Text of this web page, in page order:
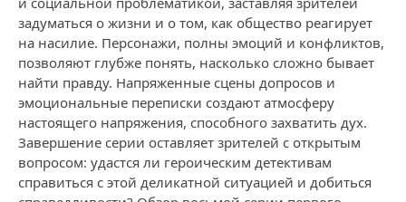
задуматься о жизни и о том, как общество реагирует
на насилие. Персонажи, полны эмоций и конфликтов,
позволяют глубже понять, насколько сложно бывает
найти правду. Напряженные сцены допросов и
эмоциональные переписки создают атмосферу
настоящего напряжения, способного захватить дух.
Завершение серии оставляет зрителей с открытым
вопросом: удастся ли героическим детективам
справиться с этой деликатной ситуацией и добиться